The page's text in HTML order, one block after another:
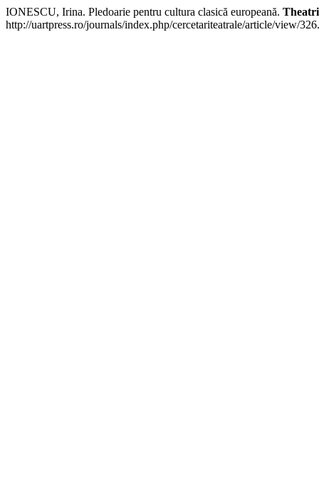
IONESCU, Irina. Pledoarie pentru cultura clasică europeană.
http://uartpress.ro/journals/index.php/cercetariteatrale/article/view/